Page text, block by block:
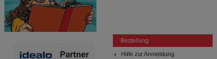
Bestellung
Hilfe zur Anmeldung